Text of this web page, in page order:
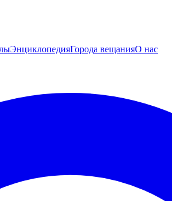
ЭнциклопедияГорода вещанияО нас